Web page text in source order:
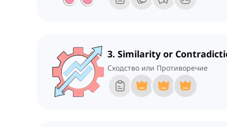
3. Similarity or
Сходство или Противоречие